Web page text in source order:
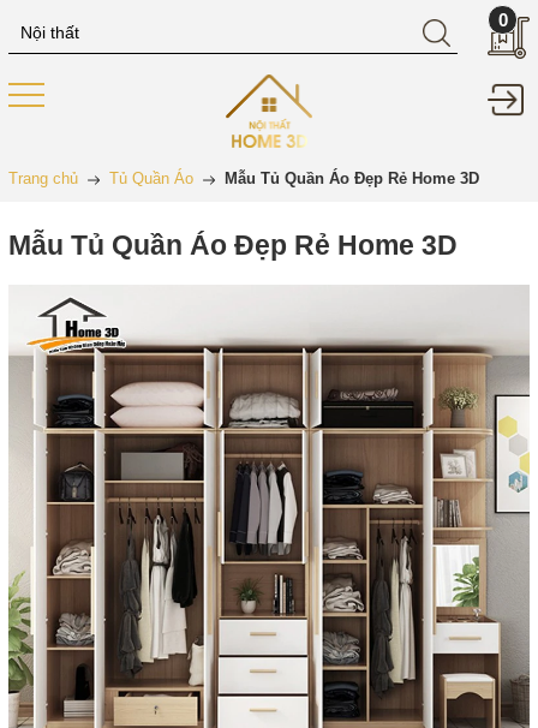
0
Trang chủ Tủ Quần Áo Mẫu Tủ Quần Áo Đẹp Rẻ Home 3D
Mẫu Tủ Quần Áo Đẹp Rẻ Home 3D